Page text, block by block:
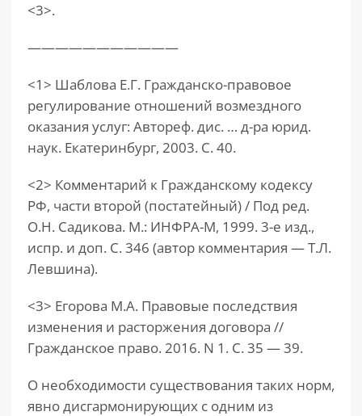
<3>.
———————————
<1> Шаблова Е.Г. Гражданско-правовое
регулирование отношений возмездного
оказания услуг: Автореф. дис. … д-ра юрид.
наук. Екатеринбург, 2003. С. 40.
<2> Комментарий к Гражданскому кодексу
РФ, части второй (постатейный) / Под ред.
О.Н. Садикова. М.: ИНФРА-М, 1999. 3-е изд.,
испр. и доп. С. 346 (автор комментария — Т.Л.
Левшина).
<3> Егорова М.А. Правовые последствия
изменения и расторжения договора //
Гражданское право. 2016. N 1. С. 35 — 39.
О необходимости существования таких норм,
явно дисгармонирующих с одним из